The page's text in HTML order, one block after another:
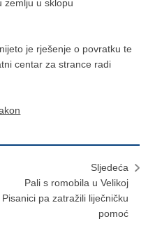
zemlju u sklopu
je rješenje o povratku te
centar za strance radi
Sljedeća
Pali s romobila u Velikoj
Pisanici pa zatražili liječničku
pomoć